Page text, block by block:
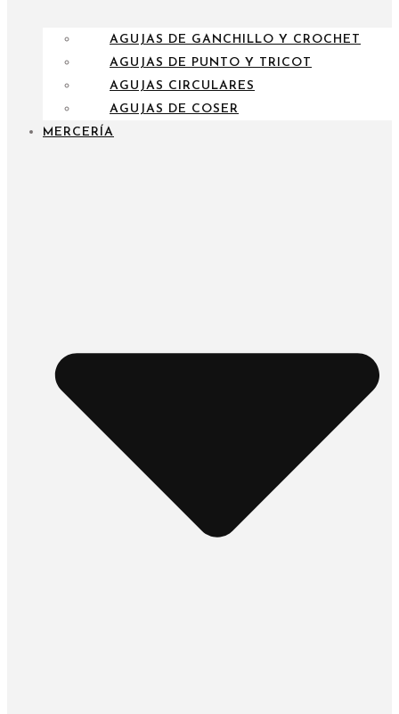
AGUJAS DE GANCHILLO Y CROCHET
AGUJAS DE PUNTO Y TRICOT
AGUJAS CIRCULARES
AGUJAS DE COSER
MERCERÍA